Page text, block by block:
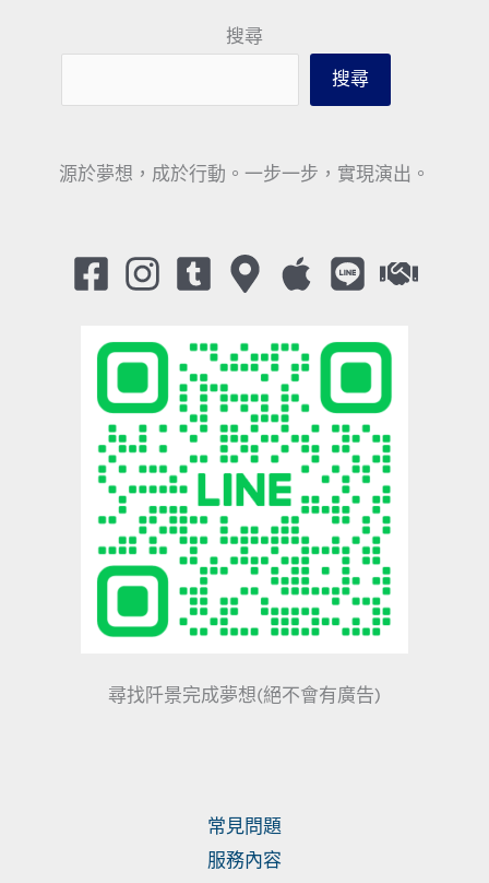
搜尋
搜尋
源於夢想，成於行動。一步一步，實現演出。
尋找阡景完成夢想(絕不會有廣告)
常見問題
服務內容